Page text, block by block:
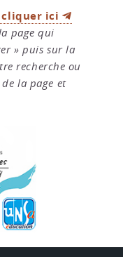
cliquer ici
page qui
» puis sur la
recherche ou
la page et